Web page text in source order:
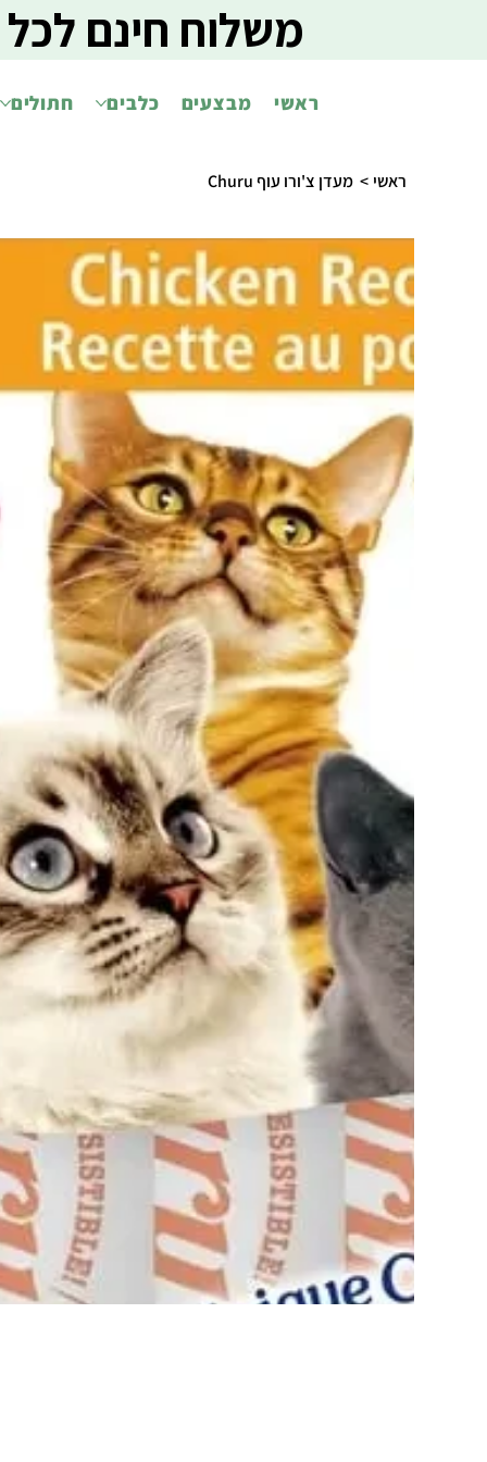
ראשי מבצעים כלבים חתולים
משלוח חינם
ראשי > מעדן צ'ורו עוף Churu